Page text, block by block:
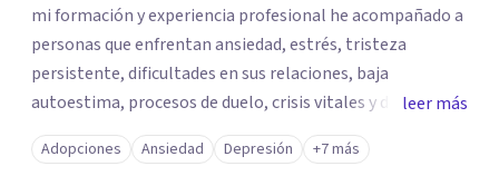
mi formación y experiencia profesional he acompañado a
personas que enfrentan ansiedad, estrés, tristeza
persistente, dificultades en sus relaciones, baja
autoestima, procesos de duelo, crisis vitales y desafíos
relacionados con la adaptación a nuevas etapas de la vida.
Mi enfoque se basa en la escucha empática, el respeto por
leer más
Adopciones Ansiedad Depresión +7 más